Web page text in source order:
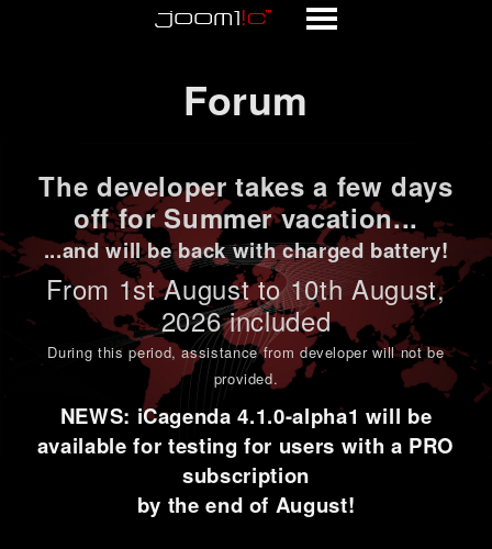
Forum
The developer takes a few days
off for Summer vacation...
...and will be back with charged battery!
From 1stAugust to 10th August,
2026 included
During this period,assistance from developer will not be
provided.
NEWS: iCagenda 4.1.0-alpha1 will be
available for testing for users with a PRO
subscription
by the end of August!